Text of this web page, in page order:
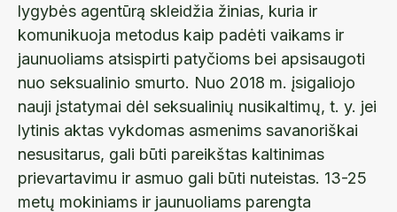
lygybės agentūrą skleidžia žinias, kuria ir
komunikuoja metodus kaip padėti vaikams ir
jaunuoliams atsispirti patyčioms bei apsisaugoti
nuo seksualinio smurto. Nuo 2018 m. įsigaliojo
nauji įstatymai dėl seksualinių nusikaltimų, t. y. jei
lytinis aktas vykdomas asmenims savanoriškai
nesusitarus, gali būti pareikštas kaltinimas
prievartavimu ir asmuo gali būti nuteistas. 13-25
metų mokiniams ir jaunuoliams parengta